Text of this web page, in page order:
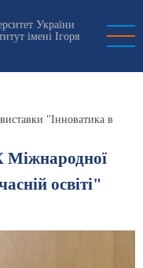
України
імені Ігоря
"Інноватика в
Міжнародної
освіті"